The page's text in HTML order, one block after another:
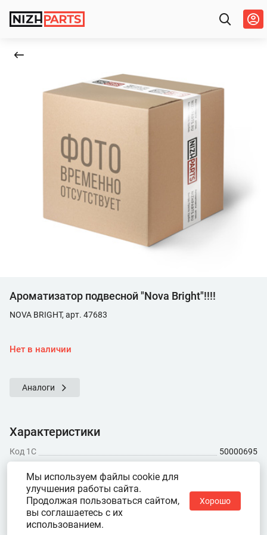
Ароматизатор подвесной "Nova Bright"!!!!
NOVA BRIGHT, арт. 47683
Нет в наличии
Аналоги
Характеристики
Код 1С
50000695
Мы используем файлы cookie для
улучшения работы сайта.
Продолжая пользоваться сайтом,
вы соглашаетесь с их
использованием.
Хорошо